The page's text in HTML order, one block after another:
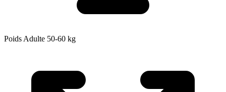
Poids Adulte 50-60 kg